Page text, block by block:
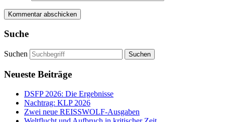
Suche
Suchen
Neueste Beiträge
DSFP 2026: Die Ergebnisse
Nachtrag: KLP 2026
Zwei neue REISSWOLF-Ausgaben